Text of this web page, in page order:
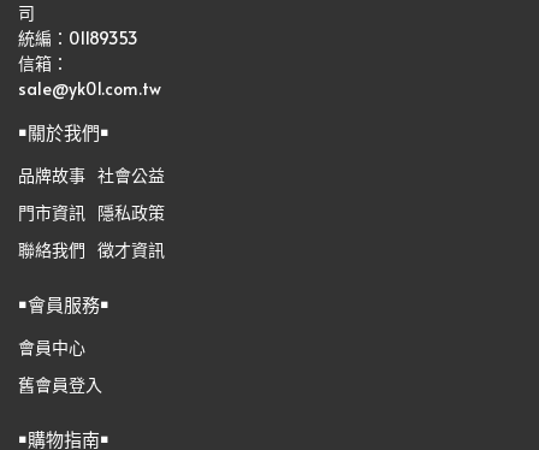
司
統編：01189353
信箱：
sale@yk01.com.tw
￭關於我們￭
品牌故事 社會公益
門市資訊 隱私政策
聯絡我們 徵才資訊
￭會員服務￭
會員中心
舊會員登入
￭購物指南￭